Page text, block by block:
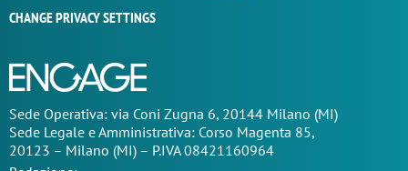
CHANGE PRIVACY SETTINGS
Sede Operativa: via Coni Zugna 6, 20144 Milano (MI)
Sede Legale e Amministrativa: Corso Magenta 85,
20123 – Milano (MI) – P.IVA 08421160964